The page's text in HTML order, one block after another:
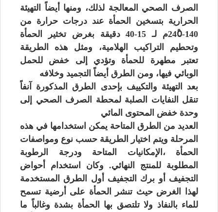
الصرف الصحي المعالجة لذلك، ومنها أيضاً التهيئة
الحرارية بتسخين الحمأة عند درجات حرارة من
140-240ْم لـ 15-40 دقيقة بغرض تخثير الحمأة
وتحطيم التراكيب الهلامية، ومثل هذه الطريقة
تعتبر مطهرة للحمأة وتؤدي إلى خفض للحمل
الوبائي فيها، ومن الطرق أيضاً التجميد وخلافه
بعد التهيئة والتكييف بإحدى الطرق المذكورة آنفاً
تنقل النفايات الصلبة لمحطة الصرف الصحي إلى
وحدة خفض المحتوى المائي
العديد من الطرق المتاحة يمكن استخدامها في هذه
المرحلة ويتم اختيار الطريقة حسب نوع ومواصفات
الحمأة ،الإمكانيات المتاحة ودرجة الرطوبة
المطلوبة للمنتج النهائي. وكان استخدام أحواض
التجفيف أو برك التجفيف أول الطرق المستخدمة
لهذا الغرض حيث تنشر الحمأة على أرضية تسمح
للماء بالنفاذ ولا تلتصق بها الحمأة بشدة وغالباً ما